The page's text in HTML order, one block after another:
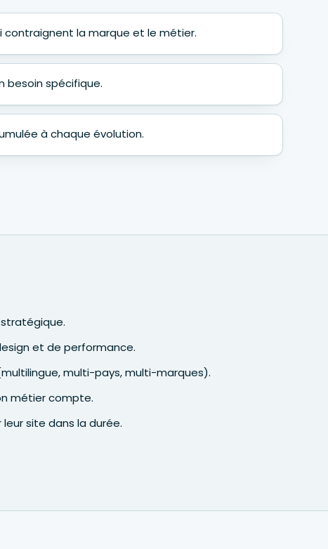
contraignent la marque et le métier.
besoin spécifique.
à chaque évolution.
et de performance.
multi-pays, multi-marques).
métier compte.
site dans la durée.